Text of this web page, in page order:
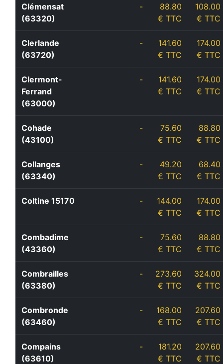
Clémensat
(63320)
-
88.80
€ TTC
108.00
€ TTC
Clerlande
(63720)
-
141.60
€ TTC
174.00
€ TTC
Clermont-
Ferrand
(63000)
-
141.60
€ TTC
174.00
€ TTC
Cohade
(43100)
-
75.60
€ TTC
88.80
€ TTC
Collanges
(63340)
-
49.20
€ TTC
68.40
€ TTC
Coltine 15170 -
144.00
€ TTC
174.00
€ TTC
Combadime
(43360)
-
75.60
€ TTC
88.80
€ TTC
Combrailles
(63380)
-
273.60
€ TTC
324.00
€ TTC
Combronde
(63460)
-
168.00
€ TTC
207.60
€ TTC
Compains
(63610)
-
181.20
€ TTC
207.60
€ TTC